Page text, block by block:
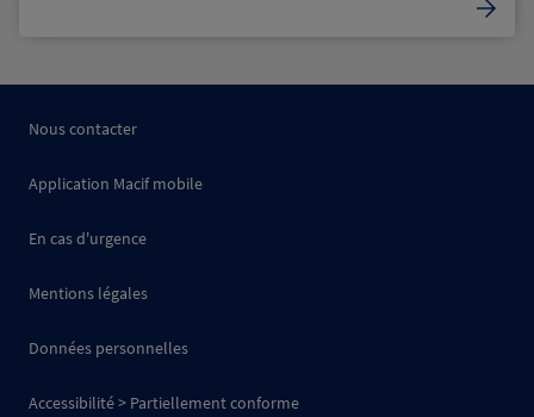
Nous contacter
Application Macif mobile
En cas d'urgence
Mentions légales
Données personnelles
Accessibilité > Partiellement conforme